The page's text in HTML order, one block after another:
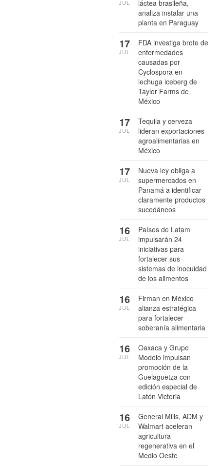
láctea brasileña,
analiza instalar una
planta en Paraguay
JUL
FDA investiga brote de
enfermedades
causadas por
Cyclospora en
lechuga iceberg de
Taylor Farms de
México
17
JUL
Tequila y cerveza
lideran exportaciones
agroalimentarias en
México
17
JUL
Nueva ley obliga a
supermercados en
Panamá a identificar
claramente productos
sucedáneos
17
JUL
Países de Latam
impulsarán 24
iniciativas para
fortalecer sus
sistemas de inocuidad
de los alimentos
16
JUL
Firman en México
alianza estratégica
para fortalecer
soberanía alimentaria
16
JUL
Oaxaca y Grupo
Modelo impulsan
promoción de la
Guelaguetza con
edición especial de
Latón Victoria
16
JUL
General Mills, ADM y
Walmart aceleran
agricultura
regenerativa en el
Medio Oeste
16
JUL